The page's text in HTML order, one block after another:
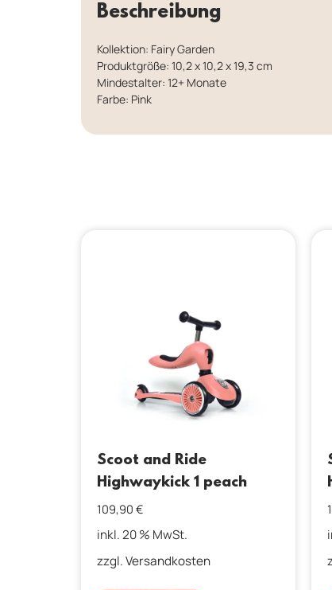
Beschreibung
Kollektion: Fairy Garden
Produktgröße: 10,2 x 10,2 x 19,3 cm
Mindestalter: 12+ Monate
Farbe: Pink
Scoot and Ride
Highwaykick 1 peach
109,90 €
inkl. 20 % MwSt.
zzgl.Versandkosten